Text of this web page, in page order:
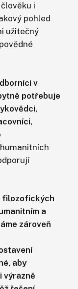
i
pohled
užitečný
v
potřebuje
filozofických
a
zároveň
aby
výrazně